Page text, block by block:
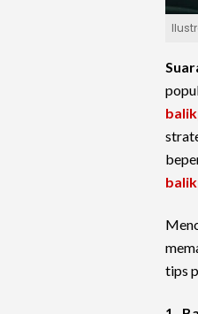
tips